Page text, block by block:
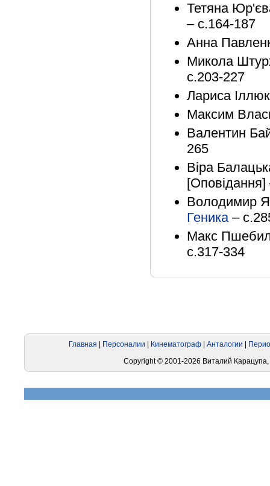
Тетяна
– с.164-187
Анна
Микола
с.203-227
Лариса
Максим
Валентин
265
Віра
Володимир
Геника–
Макс
с.317-334